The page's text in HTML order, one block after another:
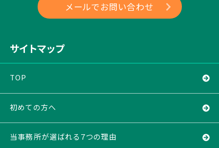
メールでお問い合わせ
サイトマップ
TOP
初めての方へ
当事務所が選ばれる７つの理由